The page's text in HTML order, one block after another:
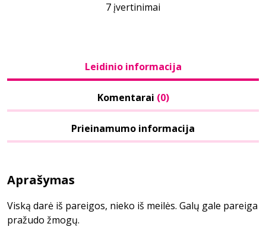
7 įvertinimai
Leidinio informacija
Komentarai (0)
Prieinamumo informacija
Aprašymas
Viską darė iš pareigos, nieko iš meilės. Galų gale pareiga
pražudo žmogų.